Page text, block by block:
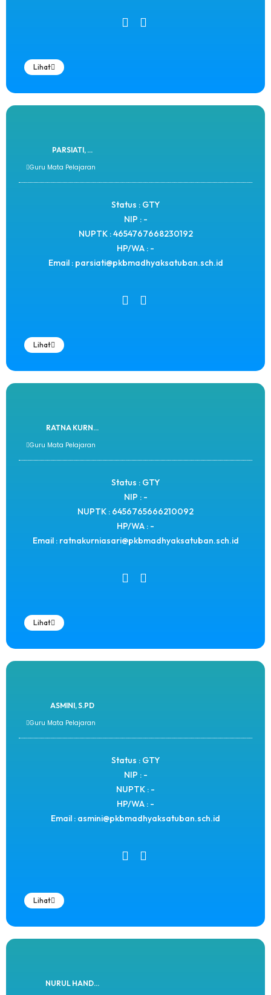
Lihat
PARSIATI, ...
Guru Mata Pelajaran
Status : GTY
NIP : -
NUPTK : 4654767668230192
HP/WA : -
Email : parsiati@pkbmadhyaksatuban.sch.id
Lihat
RATNA KURN...
Guru Mata Pelajaran
Status : GTY
NIP : -
NUPTK : 6456765666210092
HP/WA : -
Email : ratnakurniasari@pkbmadhyaksatuban.sch.id
Lihat
ASMINI, S.PD
Guru Mata Pelajaran
Status : GTY
NIP : -
NUPTK : -
HP/WA : -
Email : asmini@pkbmadhyaksatuban.sch.id
Lihat
NURUL HAND...